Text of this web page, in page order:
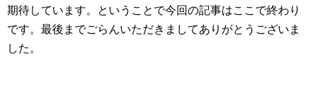
期待しています。ということで今回の記事はここで終わり
です。最後までごらんいただきましてありがとうございま
した。